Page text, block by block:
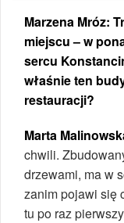
Marzena Mróz:
miejscu – w
sercu
właśnie ten
restauracji?
Marta
chwili.
drzewami, ma w
zanim pojawi się
tu po raz